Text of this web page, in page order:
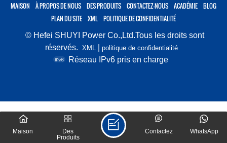
MAISON À PROPOS DE NOUS DES PRODUITS CONTACTEZ-NOUS ACADÉMIE
BLOG
PLAN DU SITE
XML
POLITIQUE DE CONFIDENTIALITÉ
© Hefei SHUYI Power Co.,Ltd.Tous les droits sont
réservés. XML politique de confidentialité
Réseau IPv6 pris en charge
Maison
Des
Produits
WhatsApp
Contactez